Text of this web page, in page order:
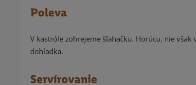
Poleva
V kastróle zohrejeme šľahačku. Horúcu, nie
dohladka.
Servírovanie